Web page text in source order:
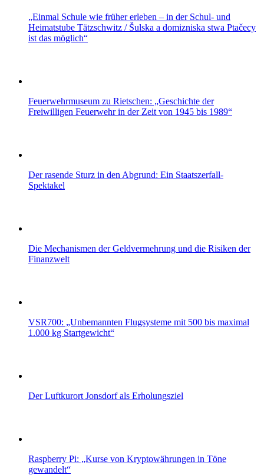
„Einmal Schule wie früher erleben – in der Schul- und
Heimatstube Tätzschwitz / Šulska a domizniska stwa Ptačecy
ist das möglich“
Feuerwehrmuseum zu Rietschen: „Geschichte der
Freiwilligen Feuerwehr in der Zeit von 1945 bis 1989“
Der rasende Sturz in den Abgrund: Ein Staatszerfall-
Spektakel
Die Mechanismen der Geldvermehrung und die Risiken der
Finanzwelt
VSR700: „Unbemannten Flugsysteme mit 500 bis maximal
1.000 kg Startgewicht“
Der Luftkurort Jonsdorf als Erholungsziel
Raspberry Pi: „Kurse von Kryptowährungen in Töne
gewandelt“